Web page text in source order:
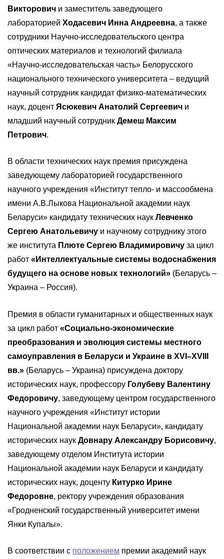
Викторович и заместитель заведующего
лабораторией Ходасевич Инна Андреевна, а также
сотрудники Научно-исследовательского центра
оптических материалов и технологий филиала
«Научно-исследовательская часть» Белорусского
национального технического университета – ведущий
научный сотрудник кандидат физико-математических
наук, доцент Ясюкевич Анатолий Сергеевич и
младший научный сотрудник Демеш Максим
Петрович.
В области технических наук премия присуждена
заведующему лабораторией государственного
научного учреждения «Институт тепло- и массообмена
имени А.В.Лыкова Национальной академии наук
Беларуси» кандидату технических наук Левченко
Сергею Анатольевичу и научному сотруднику этого
же института Плюте Сергею Владимировичу за цикл
работ «Интеллектуальные системы водоснабжения
будущего на основе новых технологий» (Беларусь –
Украина – Россия).
Премия в области гуманитарных и общественных наук
за цикл работ «Социально-экономические
преобразования и эволюция системы местного
самоуправления в Беларуси и Украине в XVI–XVIII
вв.» (Беларусь – Украина) присуждена доктору
исторических наук, профессору Голубеву Валентину
Федоровичу, заведующему центром государственного
научного учреждения «Институт истории
Национальной академии наук Беларуси», кандидату
исторических наук Довнару Александру Борисовичу,
заведующему отделом Института истории
Национальной академии наук Беларуси и кандидату
исторических наук, доценту Китурко Ирине
Федоровне, ректору учреждения образования
«Гродненский государственный университет имени
Янки Купалы».
В соответствии с положением премии академий наук